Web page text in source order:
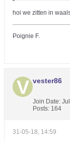
hoi we zitten in
Poignie F.
vester86
Join Date:
Posts: 164
31-05-18, 14:59